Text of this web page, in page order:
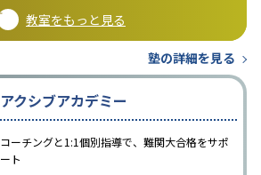
教室をもっと見る
塾の詳細を見る
アクシブアカデミー
コーチングと1:1個別指導で、難関大合格をサポ
ート